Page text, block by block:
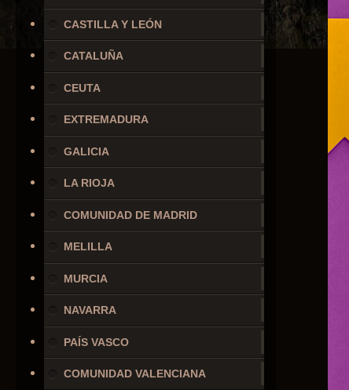
CASTILLA Y LEÓN
CATALUÑA
CEUTA
EXTREMADURA
GALICIA
LA RIOJA
COMUNIDAD DE MADRID
MELILLA
MURCIA
NAVARRA
PAÍS VASCO
COMUNIDAD VALENCIANA